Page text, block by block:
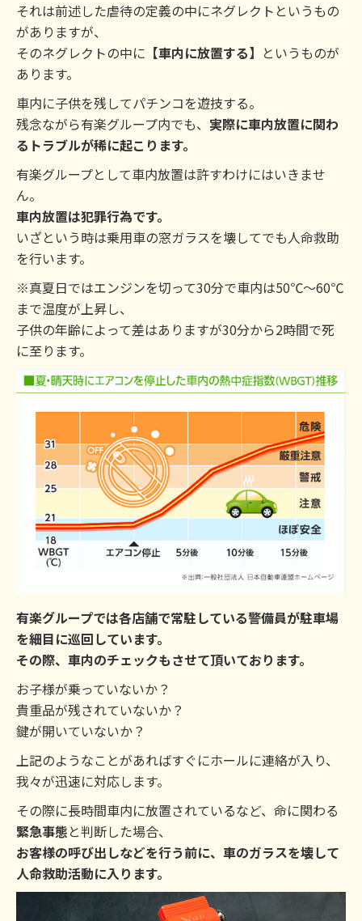
それは前述した虐待の定義の中にネグレクトというもの
がありますが、
そのネグレクトの中に 【車内に放置する】 というものが
あります。
車内に子供を残してパチンコを遊技する。
残念ながら有楽グループ内でも、 実際に車内放置に関わ
るトラブルが稀に起こります。
有楽グループとして車内放置は許すわけにはいきませ
ん。
車内放置は犯罪行為です。
いざという時は乗用車の窓ガラスを壊してでも人命救助
を行います。
※真夏日ではエンジンを切って30分で車内は50℃～60℃
まで温度が上昇し、
子供の年齢によって差はありますが30分から2時間で死
に至ります。
有楽グループでは各店舗で常駐している警備員が駐車場
を細目に巡回しています。
その際、車内のチェックもさせて頂いております。
お子様が乗っていないか？
貴重品が残されていないか？
鍵が開いていないか？
上記のようなことがあればすぐにホールに連絡が入り、
我々が迅速に対応します。
その際に長時間車内に放置されているなど、命に関わる
緊急事態と判断した場合、
お客様の呼び出しなどを行う前に、車のガラスを壊して
人命救助活動に入ります。